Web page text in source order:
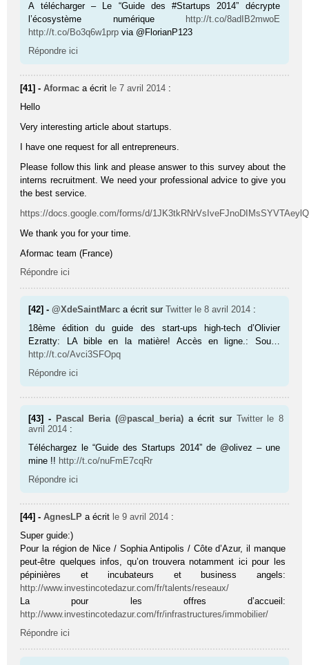
A télécharger – Le “Guide des #Startups 2014” décrypte
l’écosystème numérique
http://t.co/8adIB2mwoE
http://t.co/Bo3q6w1prp via @FlorianP123
Répondre ici
[41] -Aformac a écrit le 7 avril 2014 :
Hello
Very interesting article about startups.
I have one request for all entrepreneurs.
Please follow this link and please answer to this survey about the
interns recruitment. We need your professional advice to give you
the best service.
https://docs.google.com/forms/d/
We thank you for your time.
Aformac team (France)
Répondre ici
[42] -@XdeSaintMarc a écrit surTwitter le 8 avril 2014 :
18ème édition du guide des start-ups high-tech d’Olivier
Ezratty: LA bible en la matière! Accès en ligne.: Sou…
http://t.co/Avci3SFOpq
Répondre ici
[43] - Pascal Beria (@pascal_beria) a écrit sur Twitter
le 8
avril 2014 :
Téléchargez le “Guide des Startups 2014” de @olivez – une
mine !! http://t.co/nuFmE7cqRr
Répondre ici
[44] -AgnesLP a écrit le 9 avril 2014 :
Super guide:)
Pour la région de Nice / Sophia Antipolis / Côte d’Azur, il manque
peut-être quelques infos, qu’on trouvera notamment ici pour les
pépinières et incubateurs et business angels:
http://www.investincotedazur.com/fr/talents/reseaux/
La pour les offres d’accueil:
http://www.investincotedazur.com/fr/infrastructures/immobilier/
Répondre ici